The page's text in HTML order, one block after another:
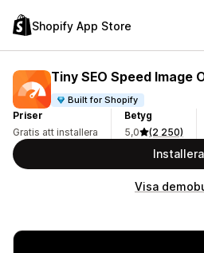
Shopify App Store
Tiny SEO Speed Image
Built for Shopify
Priser
Gratis att installera
Betyg
5,0
(2 250)
Installera
Visa